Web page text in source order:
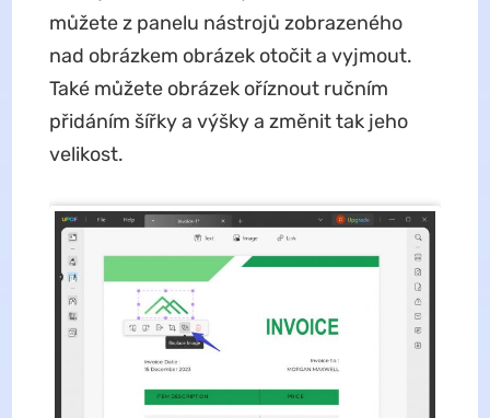
můžete z panelu nástrojů zobrazeného
nad obrázkem obrázek otočit a vyjmout.
Také můžete obrázek oříznout ručním
přidáním šířky a výšky a změnit tak jeho
velikost.